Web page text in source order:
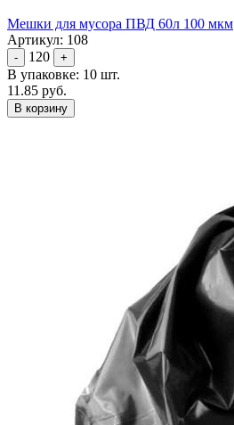
Мешки для мусора ПВД 60л 100 мкм
Артикул: 108
- 120 +
В упаковке: 10 шт.
11.85 руб.
В корзину